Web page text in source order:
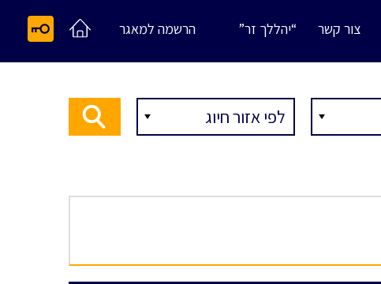
צור קשר “יהללך זר” הרשמה למאגר